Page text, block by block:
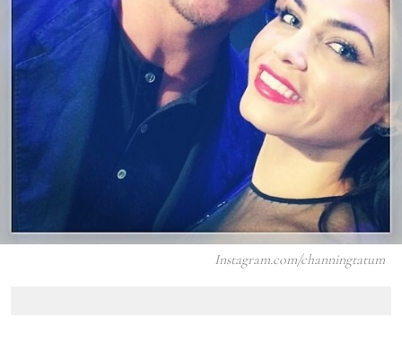
Instagram.com/channingtatum